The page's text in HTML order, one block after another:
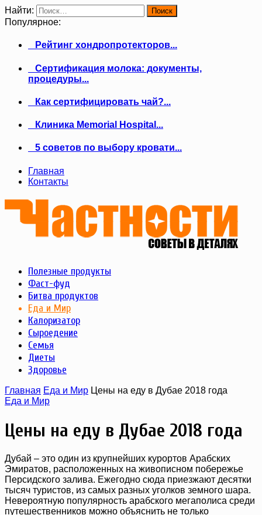
Найти:
Популярное:
Рейтинг хондропротекторов...
Сертификация молока: документы,
процедуры...
Как сертифицировать чай?...
Клиника Memorial Hospital...
5 советов по выбору кровати...
Главная
Контакты
Полезные продукты
Фаст-фуд
Битва продуктов
Еда и Мир
Калоризатор
Сыроедение
Семья
Диеты
Здоровье
Главная Еда и Мир Цены на еду в Дубае 2018 года
Еда и Мир
Цены на еду в Дубае 2018 года
Дубай – это один из крупнейших курортов Арабских
Эмиратов, расположенных на живописном побережье
Персидского залива. Ежегодно сюда приезжают десятки
тысяч туристов, из самых разных уголков земного шара.
Невероятную популярность арабского мегаполиса среди
путешественников можно объяснить не только